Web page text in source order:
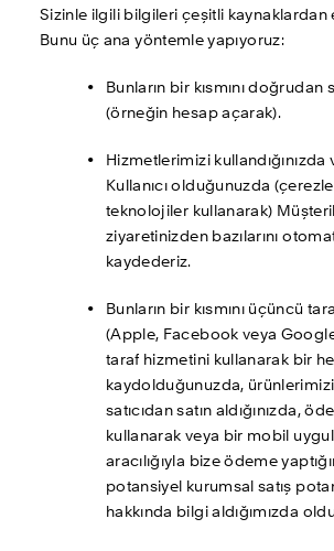
Sizinle ilgili bilgileri çeşitli kaynaklardan
Bunu üç ana yöntemle yapıyoruz:
Bunların bir kısmını doğrudan
(örneğin hesap açarak).
Hizmetlerimizi kullandığınızda
Kullanıcı olduğunuzda
teknolojiler kullanarak)
ziyaretinizden bazılarını
kaydederiz.
Bunların bir kısmını üçüncü
(Apple, Facebook veya
taraf hizmetini kullanarak bir
kaydolduğunuzda,
satıcıdan satın aldığınızda,
kullanarak veya bir mobil
aracılığıyla bize ödeme
potansiyel kurumsal satış
hakkında bilgi aldığımızda